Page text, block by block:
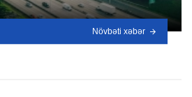
Növbəti xəbər